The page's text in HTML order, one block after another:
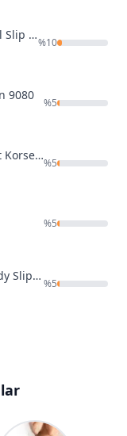
Miss Modinn Slikonlu Yüksek Bel Slip Korse 1117
%10
9080
%5
Alt Karın Toparlayıcı String Külot Korse Form Angel 5203
%5
%5
Doğum Sonrası Korse Mideli Body Slip Miss Fit 1037
%5